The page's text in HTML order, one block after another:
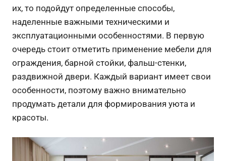
их, то подойдут определенные способы,
наделенные важными техническими и
эксплуатационными особенностями. В первую
очередь стоит отметить применение мебели для
ограждения, барной стойки, фальш-стенки,
раздвижной двери. Каждый вариант имеет свои
особенности, поэтому важно внимательно
продумать детали для формирования уюта и
красоты.